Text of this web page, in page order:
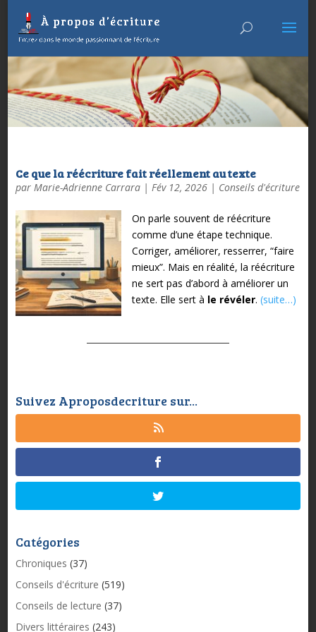
Ce que la réécriture fait réellement au texte
par Marie-Adrienne Carrara| Fév 12, 2026| Conseils d'écriture
On parle souvent de réécriture
comme d’une étape technique.
Corriger, améliorer, resserrer, “faire
mieux”. Mais en réalité, la réécriture
ne sert pas d’abord à améliorer un
texte. Elle sert à le révéler. (suite…)
Suivez Aproposdecriture sur...
Catégories
Chroniques (37)
Conseils d'écriture (519)
Conseils de lecture (37)
Divers littéraires (243)